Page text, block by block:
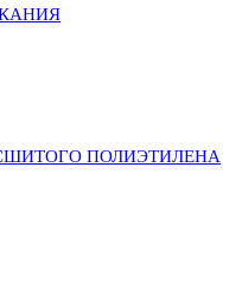
ПОЛИЭТИЛЕНА